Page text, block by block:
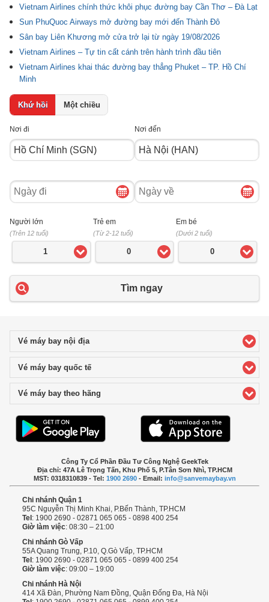
Vietnam Airlines chính thức khôi phục đường bay Cần Thơ – Đà Lạt
Sun PhuQuoc Airways mở đường bay mới đến Thành Đô
Sân bay Liên Khương mở cửa trở lại từ ngày 19/08/2026
Vietnam Airlines – Tự tin cất cánh trên hành trình đầu tiên
Vietnam Airlines khai thác đường bay thẳng Phuket – TP. Hồ Chí
Minh
Khứ hồi Một chiều
Nơi đi Nơi đến
Ngày
đi
Ngày
về
Người lớn
(Trên 12 tuổi)
1
Trẻ em
(Từ 2-12 tuổi)
0
Em bé
(Dưới 2 tuổi)
0
Tìm ngay
Vé máy bay nội địaclick to expand contents
Vé máy bay quốc tếclick to expand contents
Vé máy bay theo hãng
Công Ty Cổ Phần Đầu Tư Công Nghệ GeekTek
Địa chỉ: 47A Lê Trọng Tấn, Khu Phố 5, P.Tân Sơn Nhì, TP.HCM
MST: 0318310839 - Tel: 1900 2690- Email: info@sanvemaybay.vn
Chi nhánh Quận 1
95C Nguyễn Thị Minh Khai, P.Bến Thành, TP.HCM
Tel: 1900 2690 - 02871 065 065 - 0898 400 254
Giờ làm việc: 08:30 – 21:00
Chi nhánh Gò Vấp
55A Quang Trung, P.10, Q.Gò Vấp, TP.HCM
Tel: 1900 2690 - 02871 065 065 - 0899 400 254
Giờ làm việc: 09:00 – 19:00
Chi nhánh Hà Nội
414 Xã Đàn, Phường Nam Đồng, Quận Đống Đa, Hà Nội